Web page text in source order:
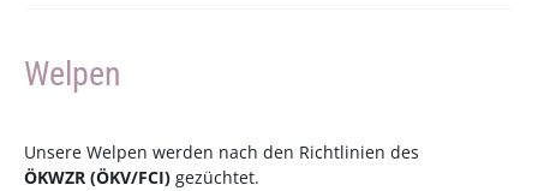
Welpen
Unsere Welpen werden nach den Richtlinien des
ÖKWZR (ÖKV/FCI) gezüchtet.